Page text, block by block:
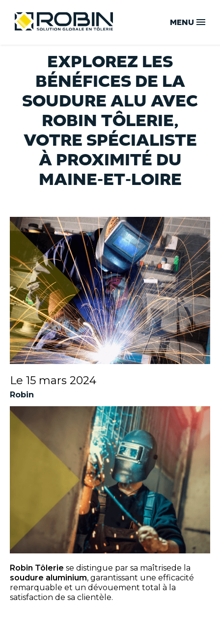
content
MENU
ACCUEIL
NOTRE SAVOIR-FAIRE
VOTRE SOLUTION GLOBALE
NOS ENGAGEMENTS QUALITÉ
NOTRE CAPACITÉ DE PRODUCTION
NOS SECTEURS D’ACTIVITÉ
CONTACT ET DEVIS
DÉCOUVRIR LA VIDÉO
TÉLÉCHARGER LA
PLAQUETTE
EXPLOREZ LES
BÉNÉFICES DE LA
SOUDURE ALU AVEC
ROBIN TÔLERIE,
VOTRE SPÉCIALISTE
À PROXIMITÉ DU
MAINE-ET-LOIRE
Le 15 mars 2024
Robin
Robin Tôlerie se distingue par sa maîtrisede la
soudure aluminium, garantissant une efficacité
remarquable et un dévouement total à la
satisfaction de sa clientèle.